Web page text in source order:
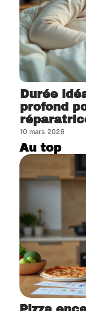
Durée
profond
10 mars 2026
Au top